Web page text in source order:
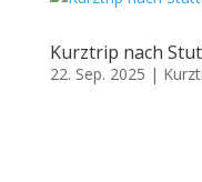
Kurztrip nach
22. Sep. 2025 |